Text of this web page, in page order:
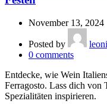
November 13, 2024
Posted by
0 comments
Entdecke, wie Wein
Ferragosto. Lass dich von
Spezialitäten inspirieren.